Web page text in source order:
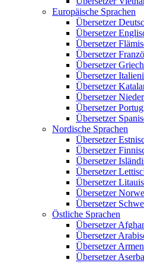
Europäische Sprachen
Übersetzer
Übersetzer
Übersetzer
Übersetzer
Übersetzer
Übersetzer
Übersetzer
Übersetzer
Übersetzer
Übersetzer
Nordische Sprachen
Übersetzer
Übersetzer
Übersetzer
Übersetzer
Übersetzer
Übersetzer
Übersetzer
Östliche Sprachen
Übersetzer
Übersetzer
Übersetzer
Übersetzer